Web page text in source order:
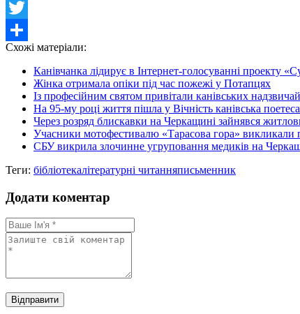
Facebook
Twitter
Share
Схожі матеріали:
Канівчанка лідирує в Інтернет-голосуванні проекту
Жінка отримала опіки під час пожежі у Потапцях
Із професійним святом привітали канівських
На 95-му році життя пішла у Вічність канівська
Через розряд блискавки на Черкащині зайнявся
Учасники мотофестивалю «Тарасова гора» викликали
СБУ викрила злочинне угруповання медиків на
Теги: бібліотекалітературні читанняписьменник
Додати коментар